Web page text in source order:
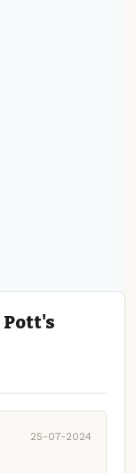
25-07-2024